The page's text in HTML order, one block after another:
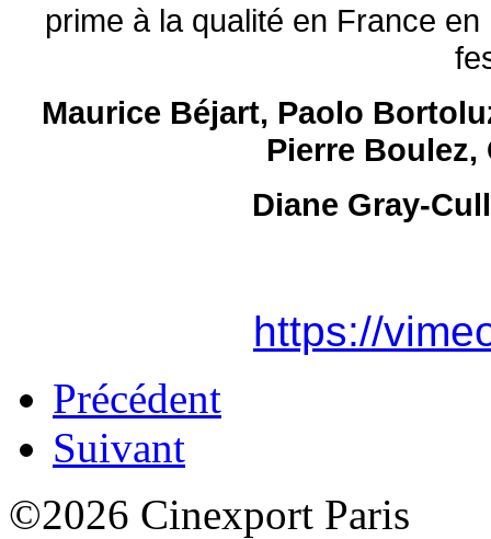
prime à la qualité en France
Maurice Béjart, Paolo
Pierre Boulez,
Diane Gray-
https://
Précédent
Suivant
©2026 Cinexport Paris